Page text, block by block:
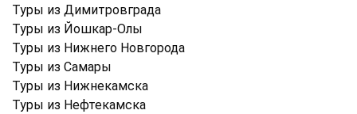
Туры из Димитровграда
Туры из Йошкар-Олы
Туры из Нижнего Новгорода
Туры из Самары
Туры из Нижнекамска
Туры из Нефтекамска